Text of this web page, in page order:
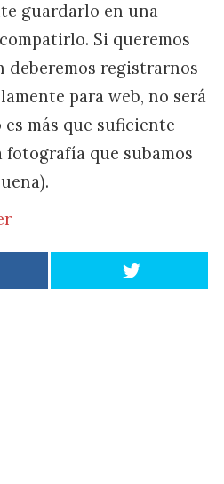
guardarlo en una
Si queremos
deberemos registrarnos
para web, no será
más que suficiente
fotografía que subamos